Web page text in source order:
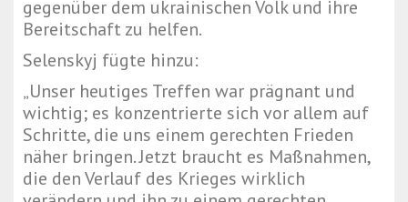
gegenüber dem ukrainischen Volk und ihre
Bereitschaft zu helfen.
Selenskyj fügte hinzu:
„Unser heutiges Treffen war prägnant und
wichtig; es konzentrierte sich vor allem auf
Schritte, die uns einem gerechten Frieden
näher bringen. Jetzt braucht es Maßnahmen,
die den Verlauf des Krieges wirklich